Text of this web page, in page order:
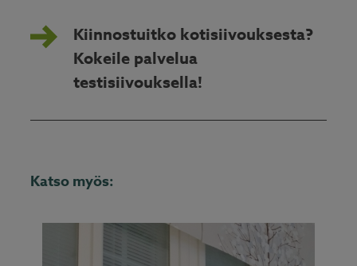
Kiinnostuitko kotisiivouksesta?
Kokeile palvelua
testisiivouksella!
Katso myös: